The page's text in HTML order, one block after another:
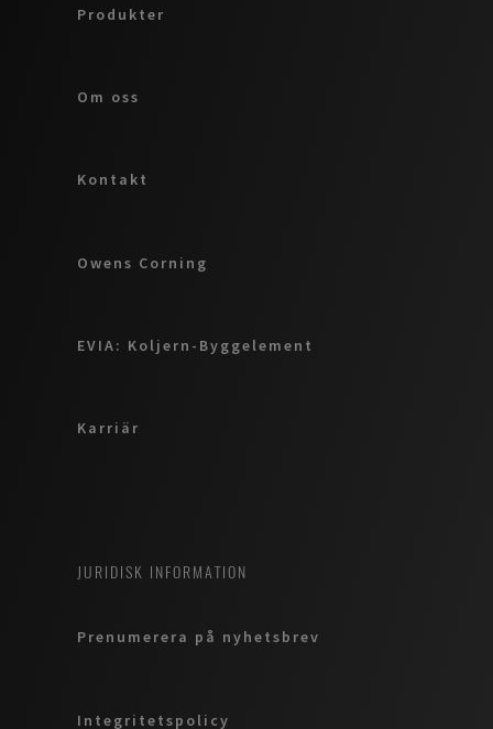
Produkter
Om oss
Kontakt
Owens Corning
EVIA: Koljern-Byggelement
Karriär
JURIDISK INFORMATION
Prenumerera på nyhetsbrev
Integritetspolicy